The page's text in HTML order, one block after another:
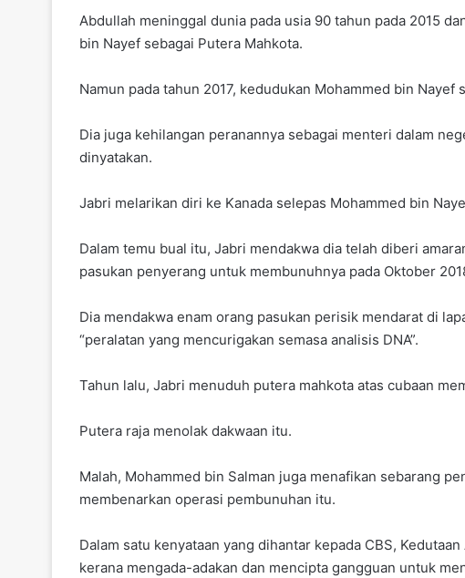
Abdullah meninggal dunia pada usia 90 tahun pada 2015
bin Nayef sebagai Putera Mahkota.
Namun pada tahun 2017, kedudukan Mohammed bin
Dia juga kehilangan peranannya sebagai menteri dalam
dinyatakan.
Jabri melarikan diri ke Kanada selepas Mohammed bin
Dalam temu bual itu, Jabri mendakwa dia telah diberi
pasukan penyerang untuk membunuhnya pada Oktober
Dia mendakwa enam orang pasukan perisik mendarat di
“peralatan yang mencurigakan semasa analisis DNA”.
Tahun lalu, Jabri menuduh putera mahkota atas cubaan
Putera raja menolak dakwaan itu.
Malah, Mohammed bin Salman juga menafikan sebarang
membenarkan operasi pembunuhan itu.
Dalam satu kenyataan yang dihantar kepada CBS,
kerana mengada-adakan dan mencipta gangguan untuk